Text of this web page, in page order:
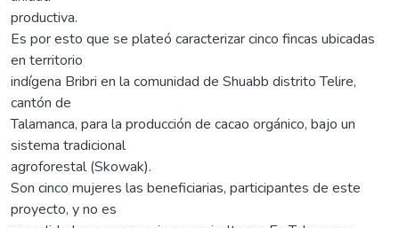
productiva.
Es por esto que se plateó caracterizar cinco fincas ubicadas
en territorio
indígena Bribri en la comunidad de Shuabb distrito Telire,
cantón de
Talamanca, para la producción de cacao orgánico, bajo un
sistema tradicional
agroforestal (Skowak).
Son cinco mujeres las beneficiarias, participantes de este
proyecto, y no es